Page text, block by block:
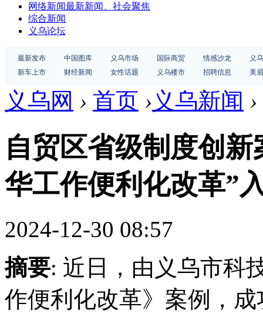
网络新闻最新新闻、社会聚焦
综合新闻
义乌论坛
最新发布 中国图库 义乌市场 国际商贸 情感沙龙
义
新车上市
财经新闻 女性话题 义乌楼市 招聘信息 美
义乌网 › 首页 › 义乌新闻 ›
自贸区省级制度创
华工作便利化改革”
2024-12-30 08:57
摘要: 近日，由义乌市科
作便利化改革》案例，